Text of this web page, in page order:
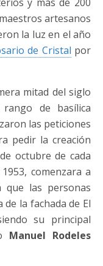
artesanos
la luz en el año
de Cristal por
mitad del siglo
de basílica
las peticiones
pedir la creación
octubre de cada
comenzara a
que las personas
la fachada de El
su principal
Manuel Rodeles